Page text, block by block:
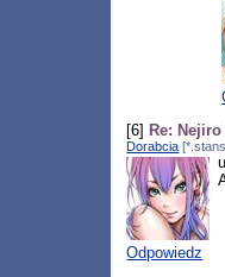
[6] Re:
Dorabcia
Odpowiedz